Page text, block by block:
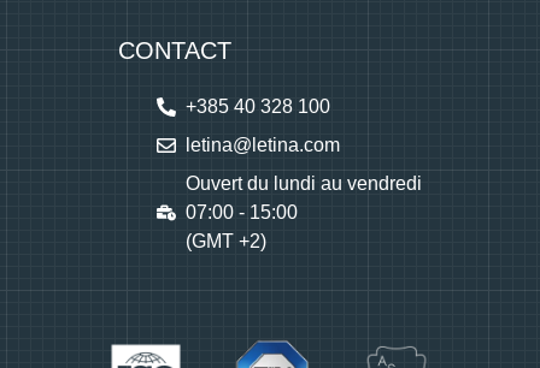
CONTACT
+385 40 328 100
letina@letina.com
Ouvert du lundi au vendredi
07:00 - 15:00
(GMT +2)